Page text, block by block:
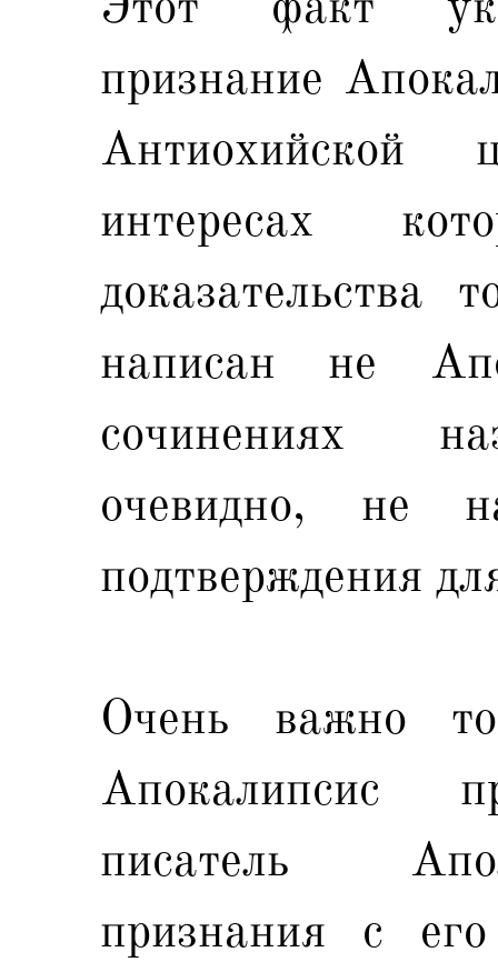
признание
Антиохийской
интересах
доказательства
написан не
сочинениях
очевидно, не
подтверждения
Очень важно то
Апокалипсис
писатель
признания с